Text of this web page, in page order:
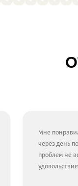
Мне
через день
проблем не